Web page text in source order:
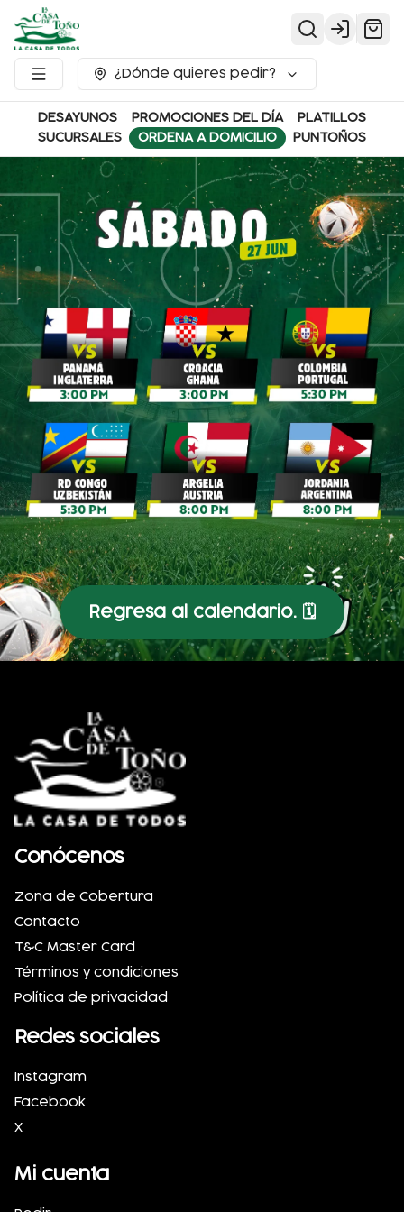
Login
¿Dónde quieres pedir?
DESAYUNOS PROMOCIONES DEL DÍA
PLATILLOS
SUCURSALES
ORDENA A DOMICILIO PUNTOÑOS
Regresa al calendario. 🗓️
Conócenos
Zona de Cobertura
Contacto
T&C Master Card
Términos y condiciones
Política de privacidad
Redes sociales
Instagram
Facebook
X
Mi cuenta